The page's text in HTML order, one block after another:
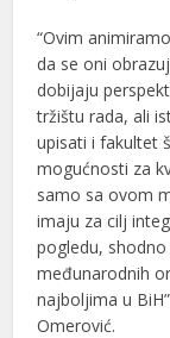
“Ovim
da se oni
dobijaju
tržištu rada, ali
upisati i fakultet
mogućnosti za
samo sa ovom
imaju za cilj
pogledu,
međunarodnih
najboljima u
Omerović.